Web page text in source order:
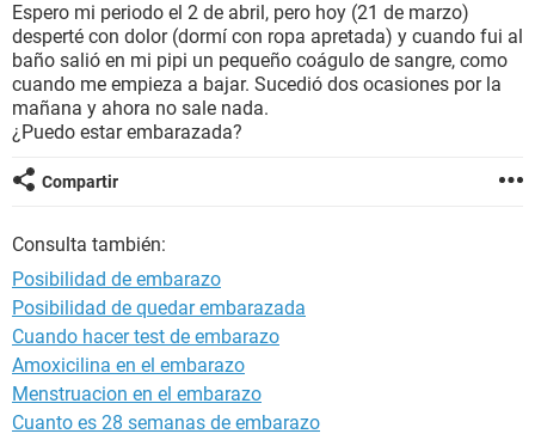
Espero mi periodo el 2 de abril, pero hoy (21 de marzo)
desperté con dolor (dormí con ropa apretada) y cuando fui al
baño salió en mi pipi un pequeño coágulo de sangre, como
cuando me empieza a bajar. Sucedió dos ocasiones por la
mañana y ahora no sale nada.
¿Puedo estar embarazada?
Compartir
Consulta también:
Posibilidad de embarazo
Posibilidad de quedar embarazada
Cuando hacer test de embarazo
Amoxicilina en el embarazo
Menstruacion en el embarazo
Cuanto es 28 semanas de embarazo